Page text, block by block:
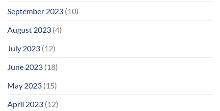
September 2023 (10)
August 2023 (4)
July 2023 (12)
June 2023 (18)
May 2023 (15)
April 2023 (12)